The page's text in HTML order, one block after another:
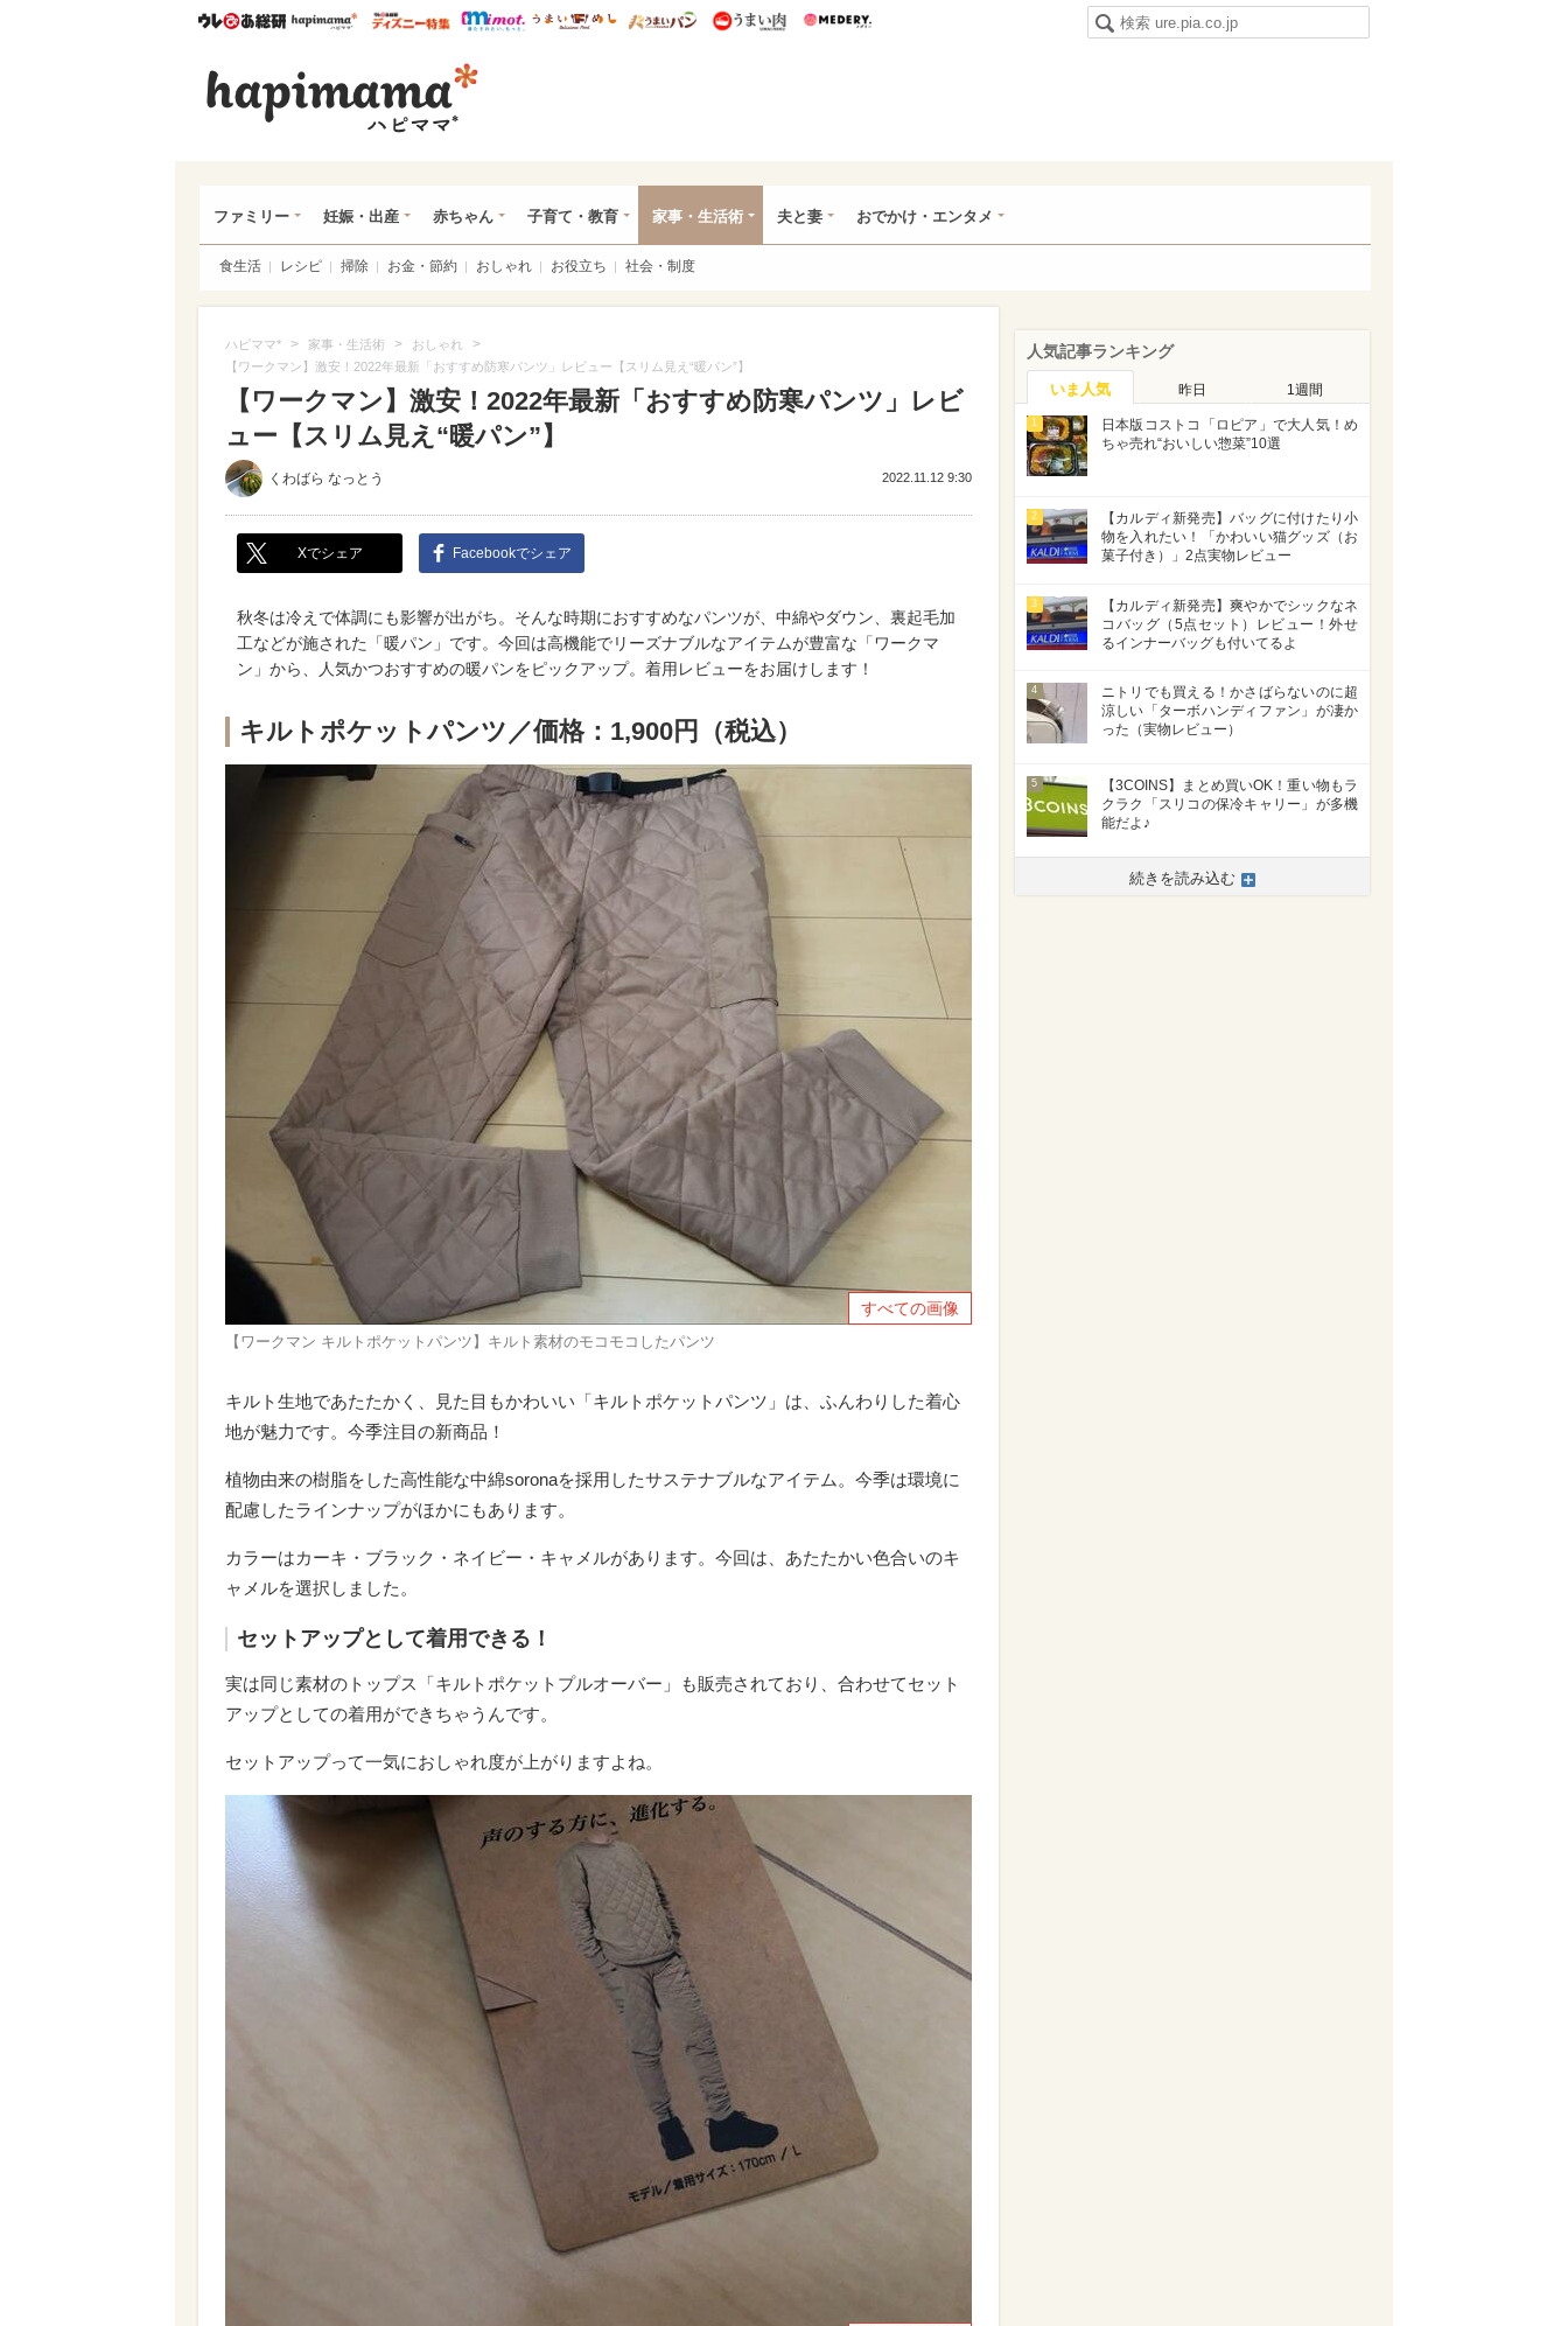
ウレぴあ総研ハピママ* ウレぴあ総研 ディズニー特集
mimot. うまいめし うまいパン うまい肉
ファミリー 妊娠・出産 赤ちゃん 子育て・教育 家事・生活術 夫と妻 おでかけ・エンタメ
食生活 レシピ 掃除 お金・節約 おしゃれ お役立ち 社会・制度
ハピママ* > 家事・生活術 > おしゃれ >
【ワークマン】激安！2022年最新「おすすめ防寒パンツ」レビュー【スリム見え“暖パン”】
【ワークマン】激安！2022年最新「おすすめ防寒パンツ」レビ
ュー【スリム見え“暖パン”】
くわばら なっとう 2022.11.12 9:30
Xでシェア Facebookでシェア
秋冬は冷えで体調にも影響が出がち。そんな時期におすすめなパンツが、中綿やダウン、裏起毛加
工などが施された「暖パン」です。今回は高機能でリーズナブルなアイテムが豊富な「ワークマ
ン」から、人気かつおすすめの暖パンをピックアップ。着用レビューをお届けします！
キルトポケットパンツ／価格：1,900円（税込）
すべての画像
【ワークマン キルトポケットパンツ】キルト素材のモコモコしたパンツ
キルト生地であたたかく、見た目もかわいい「キルトポケットパンツ」は、ふんわりした着心
地が魅力です。今季注目の新商品！
植物由来の樹脂をした高性能な中綿soronaを採用したサステナブルなアイテム。今季は環境に
配慮したラインナップがほかにもあります。
カラーはカーキ・ブラック・ネイビー・キャメルがあります。今回は、あたたかい色合いのキ
ャメルを選択しました。
セットアップとして着用できる！
実は同じ素材のトップス「キルトポケットプルオーバー」も販売されており、合わせてセット
アップとしての着用ができちゃうんです。
セットアップって一気におしゃれ度が上がりますよね。
人気記事ランキング
いま人気 昨日 1週間
1
日本版コストコ「ロピア」で大人気！め
ちゃ売れ“おいしい惣菜”10選
2
【カルディ新発売】バッグに付けたり小
物を入れたい！「かわいい猫グッズ（お
菓子付き）」2点実物レビュー
3
【カルディ新発売】爽やかでシックなネ
コバッグ（5点セット）レビュー！外せ
るインナーバッグも付いてるよ
4
ニトリでも買える！かさばらないのに超
涼しい「ターボハンディファン」が凄か
った（実物レビュー）
5
【3COINS】まとめ買いOK！重い物もラ
クラク「スリコの保冷キャリー」が多機
能だよ♪
続きを読み込む